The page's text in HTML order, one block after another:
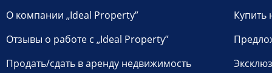
О компании „Ideal Property”
Отзывы о работе с „Ideal Property”
Продать/сдать в аренду недвижимость
Купить